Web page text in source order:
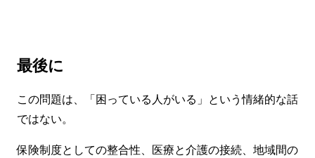
最後に
この問題は、「困っている人がいる」という情緒的な話
ではない。
保険制度としての整合性、医療と介護の接続、地域間の